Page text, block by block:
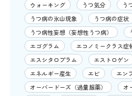
ウォーキング
うつ気分 う
うつ病の氷山現象
うつ病の症状
うつ病性妄想（妄想性うつ病）
エゴグラム
エコノミークラス症
エスシタロプラム
エストロゲン
エネルギー産生
エビ
エン
オーバードーズ（過量服薬）
オ